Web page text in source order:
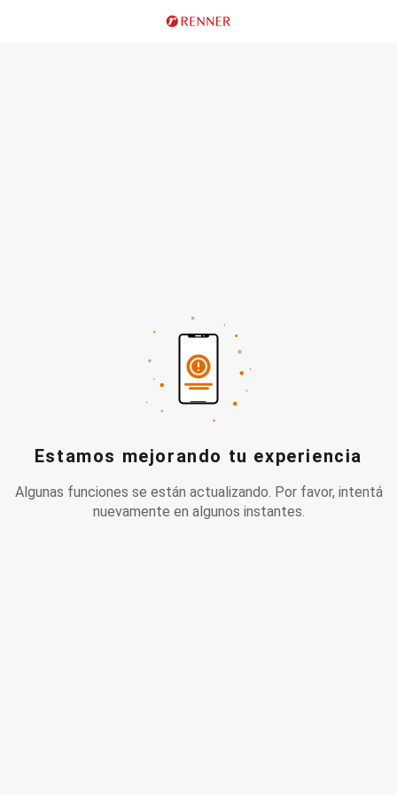
Estamos mejorando tu experiencia
Algunas funciones se están actualizando. Por favor, intentá
nuevamente en algunos instantes.